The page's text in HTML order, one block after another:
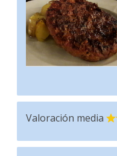
Valoración media